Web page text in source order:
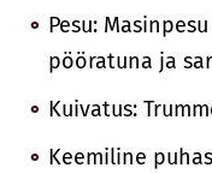
Pesu:
pööratuna ja
Kuivatus:
Keemiline